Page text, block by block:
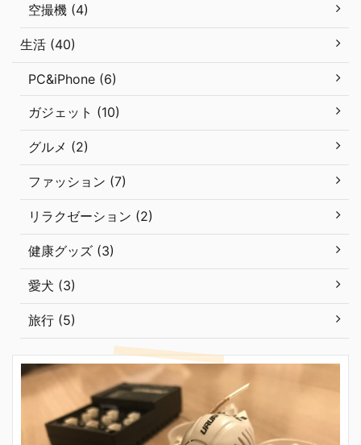
空撮機 (4)
生活 (40)
PC&iPhone (6)
ガジェット (10)
グルメ (2)
ファッション (7)
リラクゼーション (2)
健康グッズ (3)
愛犬 (3)
旅行 (5)